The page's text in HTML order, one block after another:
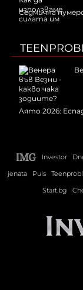
Седмична
Лято 2026:
Investor
jenata
Puls
Start.bg